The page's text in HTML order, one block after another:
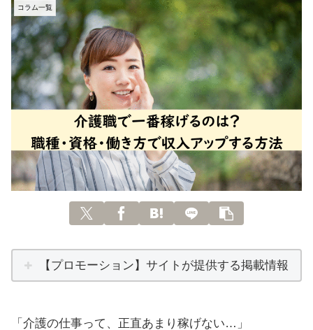
コラム一覧
【プロモーション】サイトが提供する掲載情報
「介護の仕事って、正直あまり稼げない…」